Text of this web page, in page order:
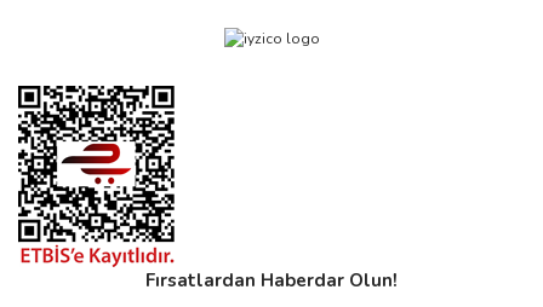
Fırsatlardan Haberdar Olun!